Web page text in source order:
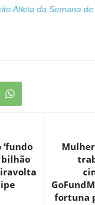
Atleta da Semana
bilhão
fortuna